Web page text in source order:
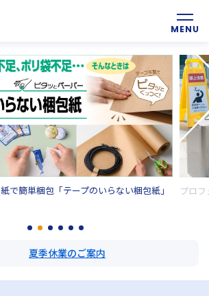
で簡単梱包「テープのいらない梱包紙」 プロ
夏季休業のご案内